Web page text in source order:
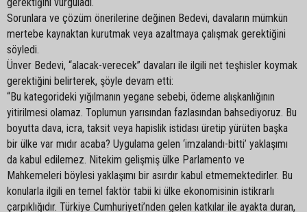
Sorunlara ve çözüm önerilerine değinen Bedevi, davaların mümkün
mertebe kaynaktan kurutmak veya azaltmaya çalışmak gerektiğini
söyledi.
Ünver Bedevi, “alacak-verecek” davaları ile ilgili net teşhisler koymak
gerektiğini belirterek, şöyle devam etti:
“Bu kategorideki yığılmanın yegane sebebi, ödeme alışkanlığının
yitirilmesi olamaz. Toplumun yarısından fazlasından bahsediyoruz. Bu
boyutta dava, icra, taksit veya hapislik istidası üretip yürüten başka
bir ülke var mıdır acaba? Uygulama gelen ‘imzalandı-bitti’ yaklaşımı
da kabul edilemez. Nitekim gelişmiş ülke Parlamento ve
Mahkemeleri böylesi yaklaşımı bir asırdır kabul etmemektedirler. Bu
konularla ilgili en temel faktör tabii ki ülke ekonomisinin istikrarlı
çarpıklığıdır. Türkiye Cumhuriyeti’nden gelen katkılar ile ayakta duran,